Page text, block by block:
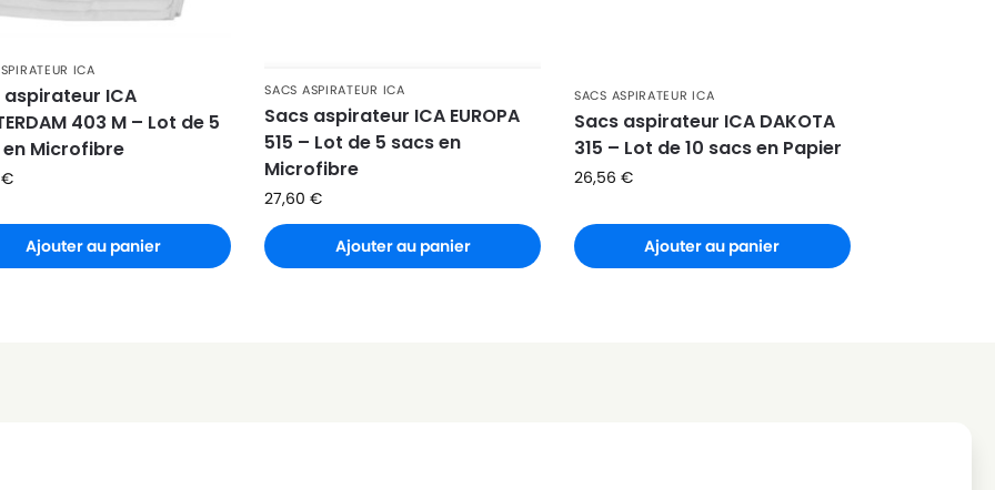
ICA
aspirateur ICA
403 M – Lot de 5
Microfibre
€
Ajouter au panier
SACS ASPIRATEUR ICA
Sacs aspirateur ICA EUROPA
515 – Lot de 5 sacs en
Microfibre
27,60€
Ajouter au panier
SACS ASPIRATEUR ICA
Sacs aspirateur ICA DAKOTA
315 – Lot de 10 sacs en Papier
26,56€
Ajouter au panier